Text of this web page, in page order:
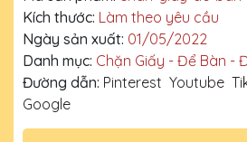
Kích thước: Làm theo yêu cầu
Ngày sản xuất: 01/05/2022
Danh mục: Chặn Giấy - Để Bàn -
Đường dẫn: Pinterest Youtube
Google